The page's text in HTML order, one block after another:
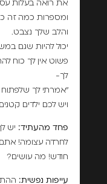
את רואה בעלות
ומספרות כמה זה
והלב שלך נצבט.
יכול להיות שגם
פשוט אין לך כוח
לך-
"אמרתי לך
ויש לכם ילדים
פחד מהעתיד: יש
לחרדה עצומה!
חודש! מה עושים?
עייפות נפשית: